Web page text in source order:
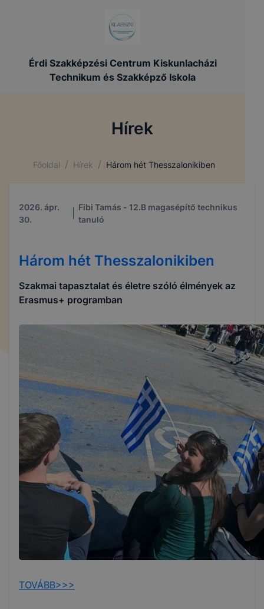
Érdi Szakképzési Centrum Kiskunlacházi
Technikum és Szakképző Iskola
Hírek
Főoldal / Hírek / Három hét Thesszalonikiben
2026. ápr.
30.
Fibi Tamás - 12.B magasépítő technikus
tanuló
Három hét Thesszalonikiben
Szakmai tapasztalat és életre szóló élmények az
Erasmus+ programban
TOVÁBB>>>